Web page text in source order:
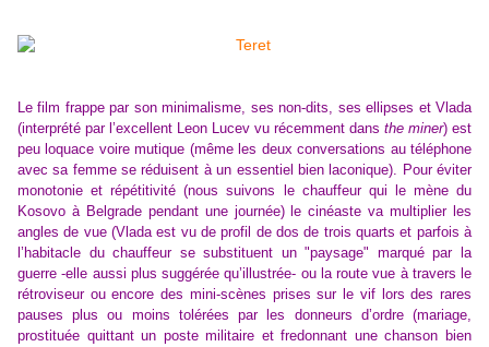
Le film frappe par son minimalisme, ses non-dits, ses ellipses et Vlada
(interprété par l’excellent Leon Lucev vu récemment dans the miner) est
peu loquace voire mutique (même les deux conversations au téléphone
avec sa femme se réduisent à un essentiel bien laconique). Pour éviter
monotonie et répétitivité (nous suivons le chauffeur qui le mène du
Kosovo à Belgrade pendant une journée) le cinéaste va multiplier les
angles de vue (Vlada est vu de profil de dos de trois quarts et parfois à
l’habitacle du chauffeur se substituent un "paysage" marqué par la
guerre -elle aussi plus suggérée qu’illustrée- ou la route vue à travers le
rétroviseur ou encore des mini-scènes prises sur le vif lors des rares
pauses plus ou moins tolérées par les donneurs d’ordre (mariage,
prostituée quittant un poste militaire et fredonnant une chanson bien